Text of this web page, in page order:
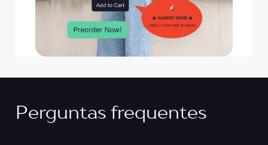
Perguntas frequentes